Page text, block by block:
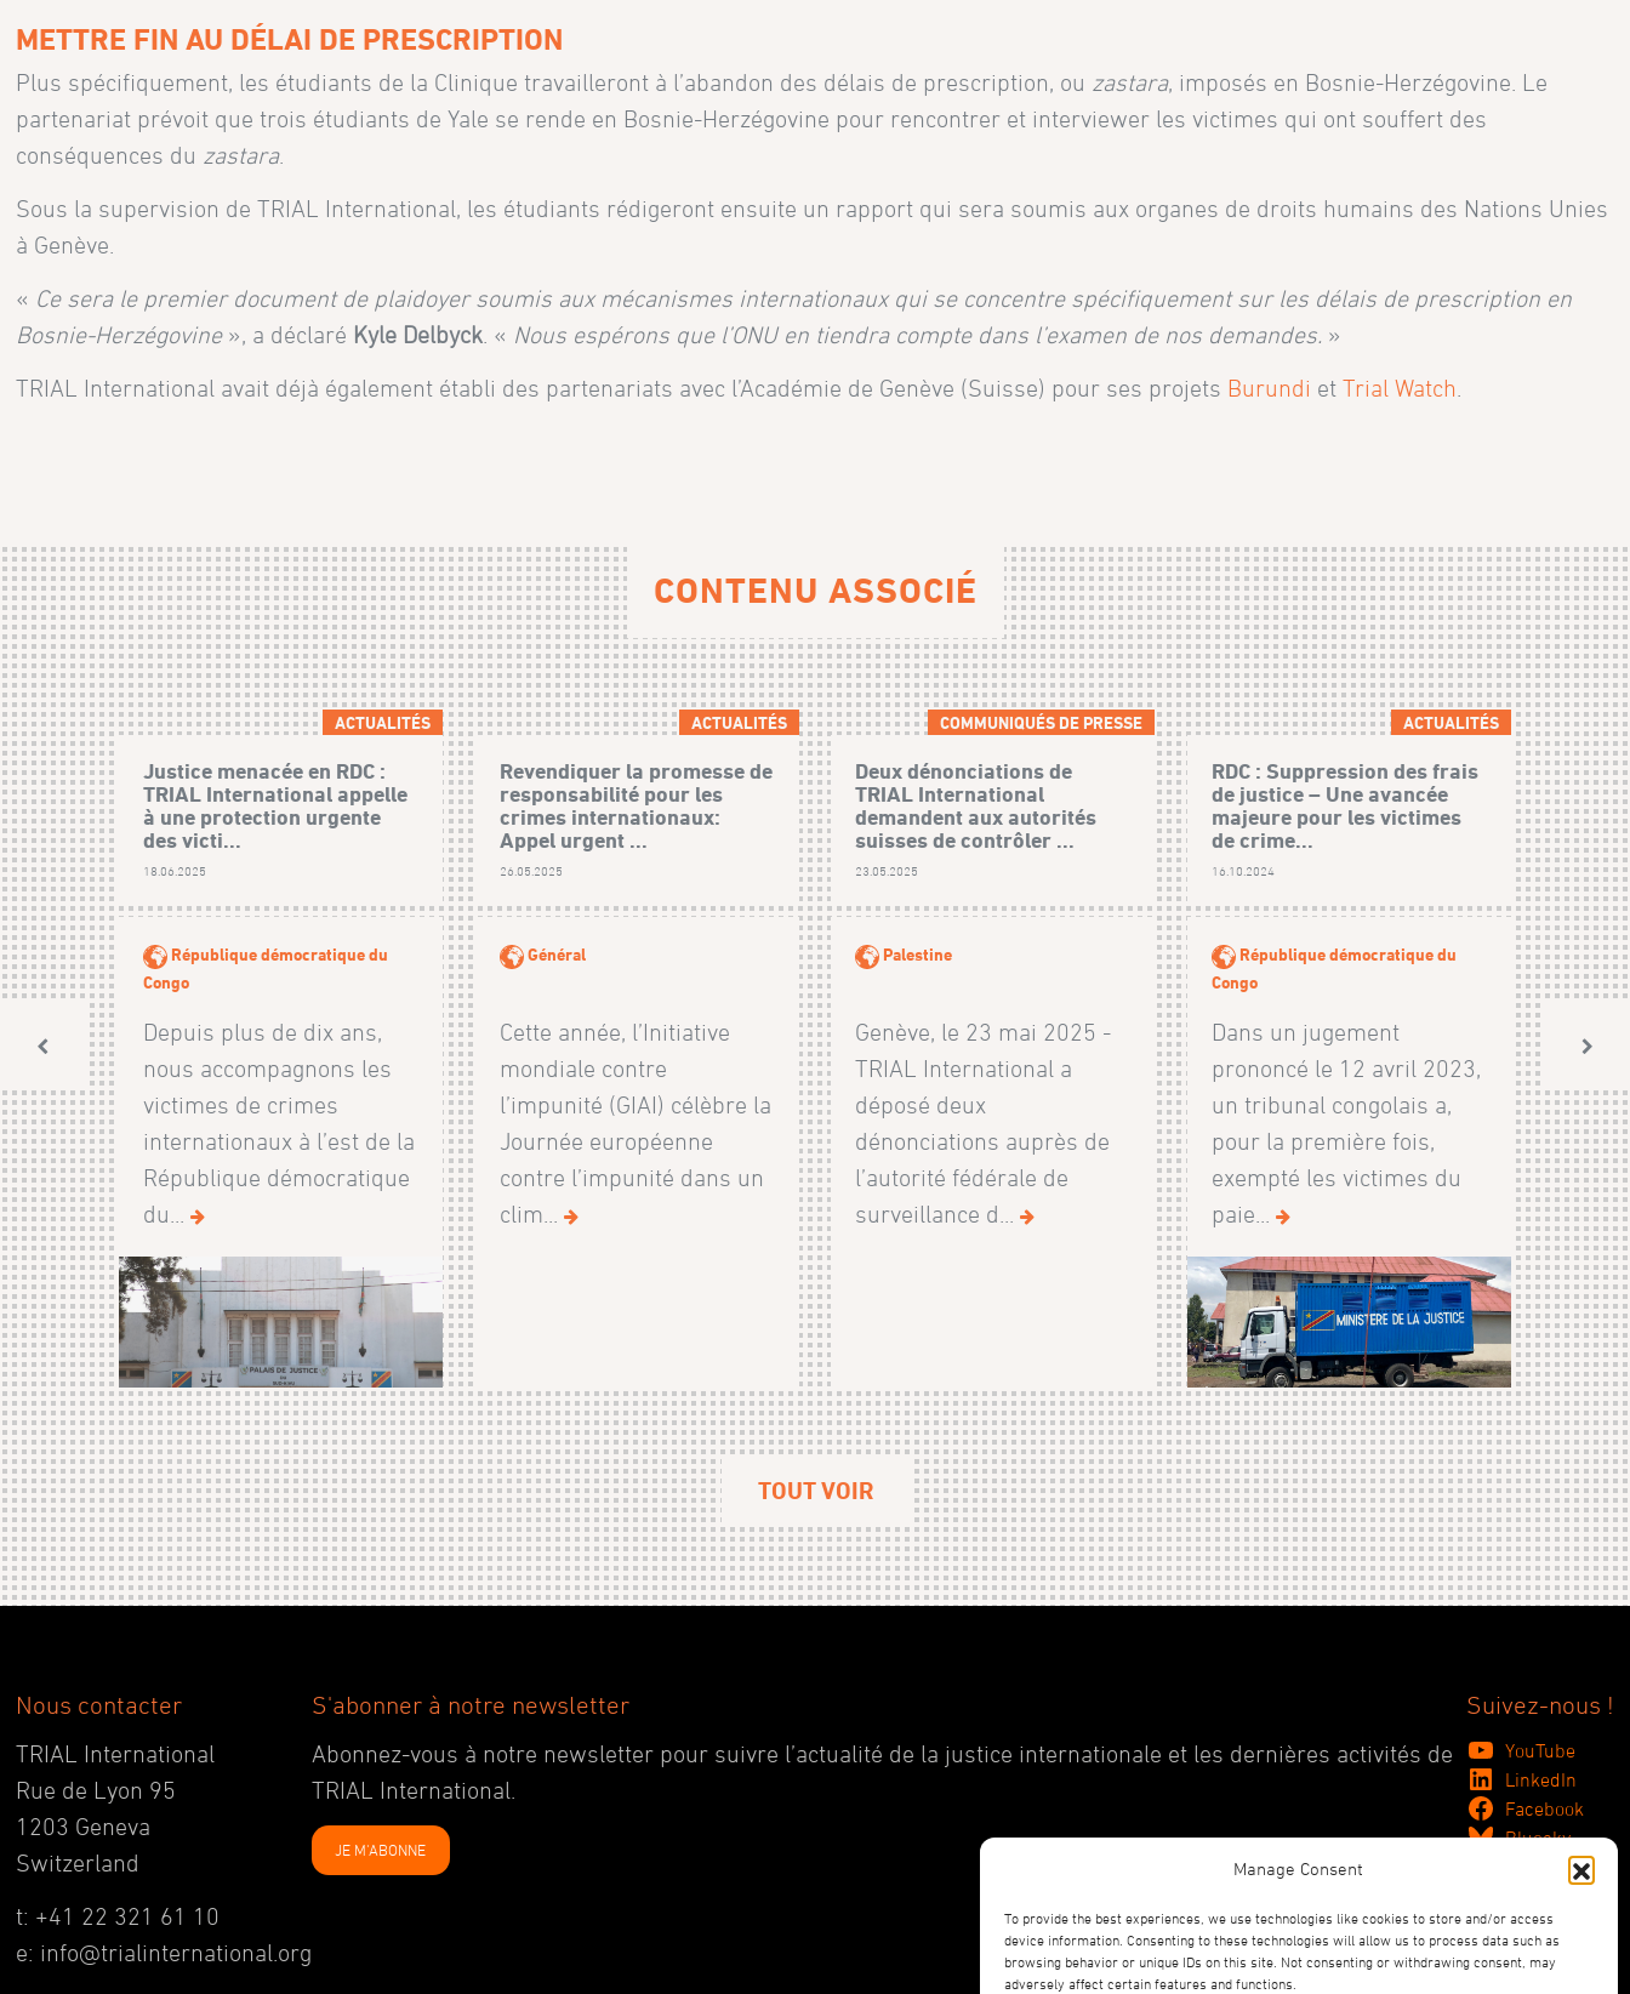
Manage Consent
To provide the best experiences, we use technologies like cookies to store and/or access
device information. Consenting to these technologies will allow us to process data such as
browsing behavior or unique IDs on this site. Not consenting or withdrawing consent, may
adversely affect certain features and functions.
METTRE FIN AU DÉLAI DE PRESCRIPTION
Plus spécifiquement, les étudiants de la Clinique travailleront à l’abandon des délais de prescription, ou zastara, imposés en Bosnie-Herzégovine. Le
partenariat prévoit que trois étudiants de Yale se rende en Bosnie-Herzégovine pour rencontrer et interviewer les victimes qui ont souffert des
conséquences du zastara.
Sous la supervision de TRIAL International, les étudiants rédigeront ensuite un rapport qui sera soumis aux organes de droits humains des Nations Unies
à Genève.
« Ce sera le premier document de plaidoyer soumis aux mécanismes internationaux qui se concentre spécifiquement sur les délais de prescription en
Bosnie-Herzégovine », a déclaré Kyle Delbyck . « Nous espérons que l’ONU en tiendra compte dans l’examen de nos demandes. »
TRIAL International avait déjà également établi des partenariats avec l’Académie de Genève (Suisse) pour ses projets Burundi etTrial Watch
CONTENU ASSOCIÉ
ACTUALITÉS
Justice menacée en RDC :
TRIAL International appelle
à une protection urgente
des victi...
18.06.2025
République démocratique du
Congo
Depuis plus de dix ans,
nous accompagnons les
victimes de crimes
internationaux à l’est de la
République démocratique
du...
ACTUALITÉS
Revendiquer la promesse de
responsabilité pour les
crimes internationaux:
Appel urgent ...
26.05.2025
Général
Cette année, l’Initiative
mondiale contre
l’impunité (GIAI) célèbre la
Journée européenne
contre l’impunité dans un
clim...
COMMUNIQUÉS DE PRESSE
Deux dénonciations de
TRIAL International
demandent aux autorités
suisses de contrôler ...
23.05.2025
Palestine
Genève, le 23 mai 2025 -
TRIAL International a
déposé deux
dénonciations auprès de
l’autorité fédérale de
surveillance d...
ACTUALITÉS
RDC : Suppression des frais
de justice – Une avancée
majeure pour les victimes
de crime...
16.10.2024
République démocratique du
Congo
Dans un jugement
prononcé le 12 avril 2023,
un tribunal congolais a,
pour la première fois,
exempté les victimes du
paie...
TOUT VOIR
Nous contacter
TRIAL International
Rue de Lyon 95
1203 Geneva
Switzerland
t: +41 22 321 61 10
e: info@trialinternational.org
S'abonner à notre newsletter
Abonnez-vous à notre newsletter pour suivre l’actualité de la justice internationale et les dernières activités de
TRIAL International.
JE M'ABONNE
Suivez-nous !
YouTube
LinkedIn
Facebook
Bluesky